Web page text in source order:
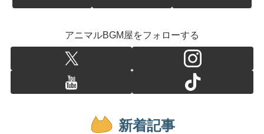
アニマルBGM屋をフォローする
新着記事